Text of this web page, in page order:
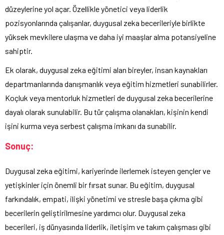
düzeylerine yol açar. Özellikle yönetici veya liderlik
pozisyonlarında çalışanlar, duygusal zeka becerileriyle birlikte
yüksek mevkilere ulaşma ve daha iyi maaşlar alma potansiyeline
sahiptir.
Ek olarak, duygusal zeka eğitimi alan bireyler, insan kaynakları
departmanlarında danışmanlık veya eğitim hizmetleri sunabilirler.
Koçluk veya mentorluk hizmetleri de duygusal zeka becerilerine
dayalı olarak sunulabilir. Bu tür çalışma olanakları, kişinin kendi
işini kurma veya serbest çalışma imkanı da sunabilir.
Sonuç:
Duygusal zeka eğitimi, kariyerinde ilerlemek isteyen gençler ve
yetişkinler için önemli bir fırsat sunar. Bu eğitim, duygusal
farkındalık, empati, ilişki yönetimi ve stresle başa çıkma gibi
becerilerin geliştirilmesine yardımcı olur. Duygusal zeka
becerileri, iş dünyasında liderlik, iletişim ve takım çalışması gibi